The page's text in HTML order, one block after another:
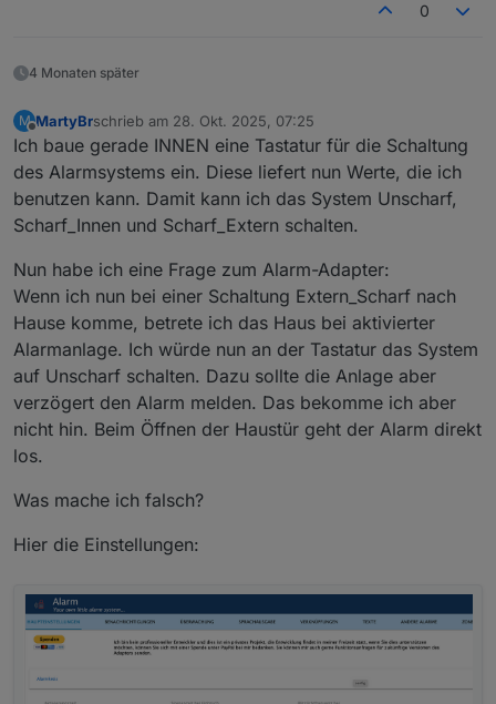
0
4 Monaten später
M
Offline
MartyBrschrieb am 28. Okt. 2025, 07:25
zuletzt editiert von
Ich baue gerade INNEN eine Tastatur für die Schaltung
des Alarmsystems ein. Diese liefert nun Werte, die ich
benutzen kann. Damit kann ich das System Unscharf,
Scharf_Innen und Scharf_Extern schalten.
Nun habe ich eine Frage zum Alarm-Adapter:
Wenn ich nun bei einer Schaltung Extern_Scharf nach
Hause komme, betrete ich das Haus bei aktivierter
Alarmanlage. Ich würde nun an der Tastatur das System
auf Unscharf schalten. Dazu sollte die Anlage aber
verzögert den Alarm melden. Das bekomme ich aber
nicht hin. Beim Öffnen der Haustür geht der Alarm direkt
los.
Was mache ich falsch?
Hier die Einstellungen: